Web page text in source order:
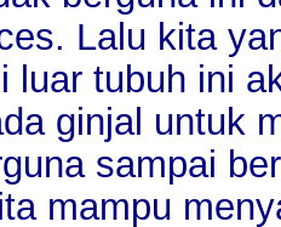
Lalu kita
luar tubuh ini
ginjal untuk
sampai
mampu